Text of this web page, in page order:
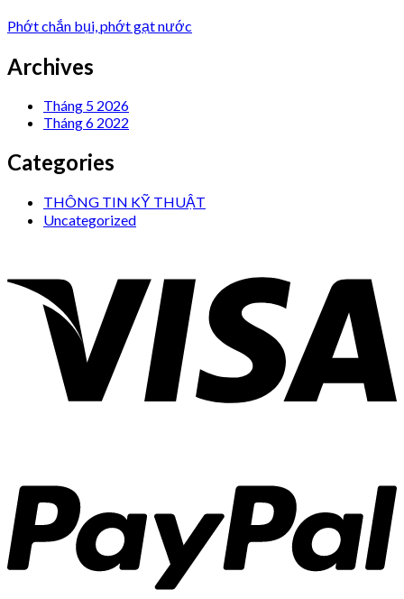
Phớt chắn bụi, phớt gạt nước
Archives
Tháng 5 2026
Tháng 6 2022
Categories
THÔNG TIN KỸ THUẬT
Uncategorized